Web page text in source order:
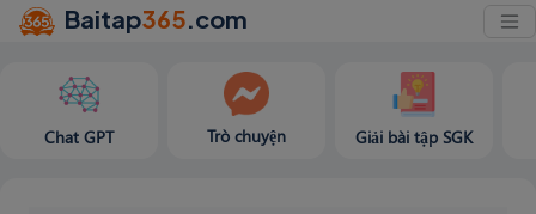
Baitap365.com
Chat GPT Trò chuyện Giải bài tập SGK